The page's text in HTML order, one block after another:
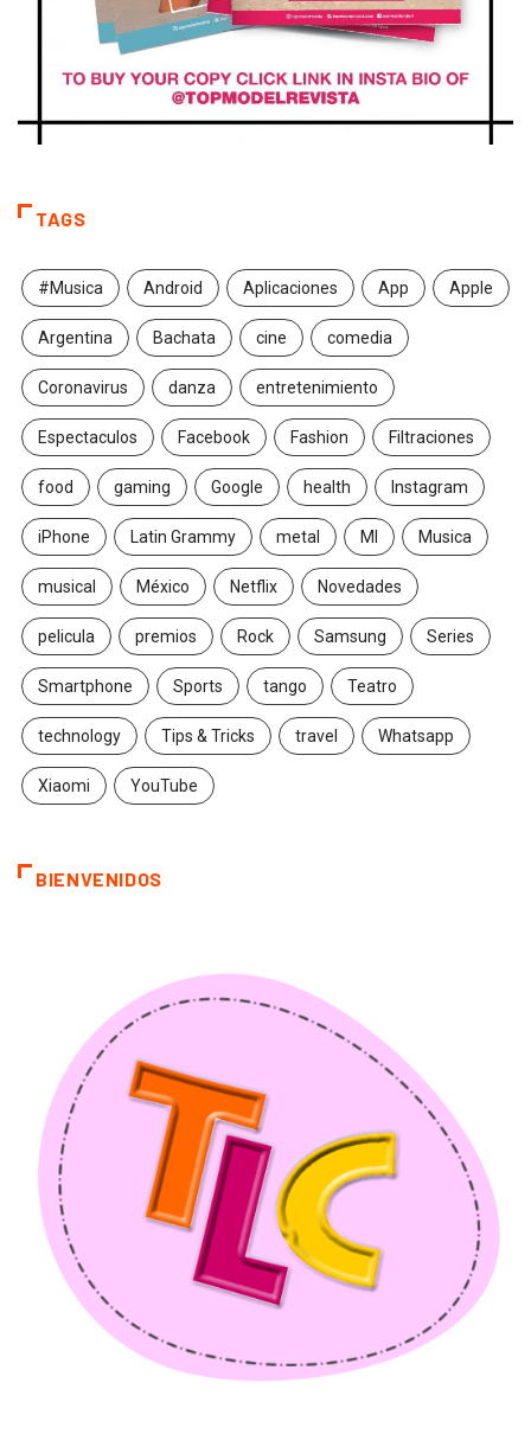
TAGS
#Musica Android Aplicaciones App Apple
Argentina Bachata cine comedia
Coronavirus danza entretenimiento
Espectaculos Facebook Fashion Filtraciones
food gaming Google health Instagram
iPhone Latin Grammy metal MI Musica
musical México Netflix Novedades
pelicula premios Rock Samsung Series
Smartphone Sports tango Teatro
technology Tips & Tricks travel Whatsapp
Xiaomi YouTube
BIENVENIDOS